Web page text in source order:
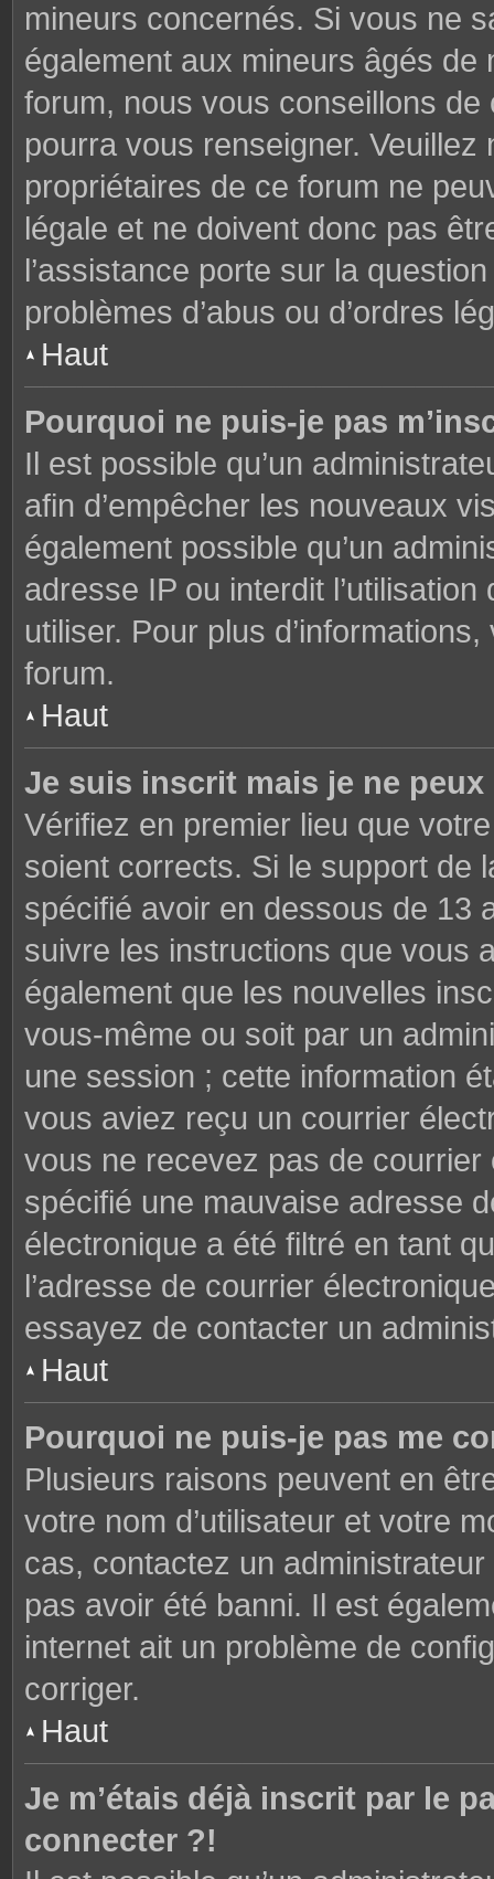
mineurs concernés. Si vous ne
également aux mineurs âgés
forum, nous vous conseillons
pourra vous renseigner.
propriétaires de ce forum ne
légale et ne doivent donc pas
l’assistance porte sur la
problèmes d’abus ou d’ordres
Haut
Pourquoi ne puis-je pas
Il est possible qu’un
afin d’empêcher les nouveaux
également possible qu’un
adresse IP ou interdit
utiliser. Pour plus
forum.
Haut
Je suis inscrit mais je ne
Vérifiez en premier lieu que
soient corrects. Si le support de
spécifié avoir en dessous de 13
suivre les instructions que vous
également que les nouvelles
vous-même ou soit par un
une session ; cette information
vous aviez reçu un courrier
vous ne recevez pas de
spécifié une mauvaise adresse
électronique a été filtré en tant
l’adresse de courrier
essayez de contacter un
Haut
Pourquoi ne puis-je pas me
Plusieurs raisons peuvent en
votre nom d’utilisateur et votre
cas, contactez un
pas avoir été banni. Il est
internet ait un problème de
corriger.
Haut
Je m’étais déjà inscrit par le
connecter ?!